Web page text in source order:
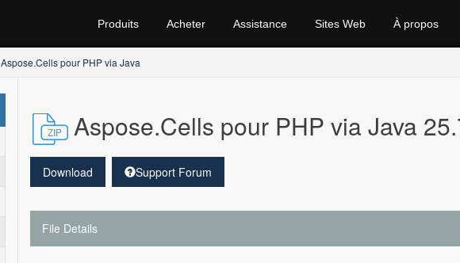
Produits Acheter Assistance Sites Web À propos
Aspose.Cells pour PHP via Java
Aspose.Cells pour PHP via Java
Download Support Forum
File Details